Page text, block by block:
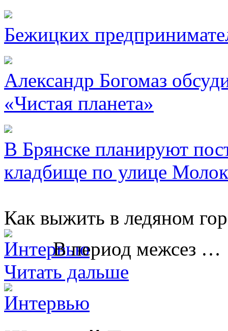
Бежицких
Александр Богомаз
«Чистая планета»
В Брянске планируют
кладбище по улице
Как выжить в ледяном
В период межсез …
Читать дальше